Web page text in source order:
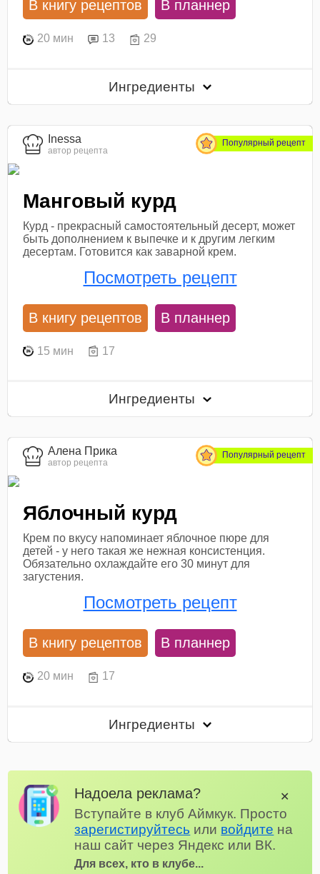
В книгу рецептов В планнер
20 мин 13 29
Ингредиенты
Inessa
автор рецепта
Популярный рецепт
Манговый курд
Курд - прекрасный самостоятельный десерт, может
быть дополнением к выпечке и к другим легким
десертам. Готовится как заварной крем.
Посмотреть рецепт
В книгу рецептов В планнер
15 мин 17
Ингредиенты
Алена Прика
автор рецепта
Популярный рецепт
Яблочный курд
Крем по вкусу напоминает яблочное пюре для
детей - у него такая же нежная консистенция.
Обязательно охлаждайте его 30 минут для
загустения.
Посмотреть рецепт
В книгу рецептов В планнер
20 мин 17
Ингредиенты
Надоела реклама?
Вступайте в клуб Аймкук. Просто
зарегистируйтесь или войдите на
наш сайт через Яндекс или ВК.
Для всех, кто в клубе...
✕